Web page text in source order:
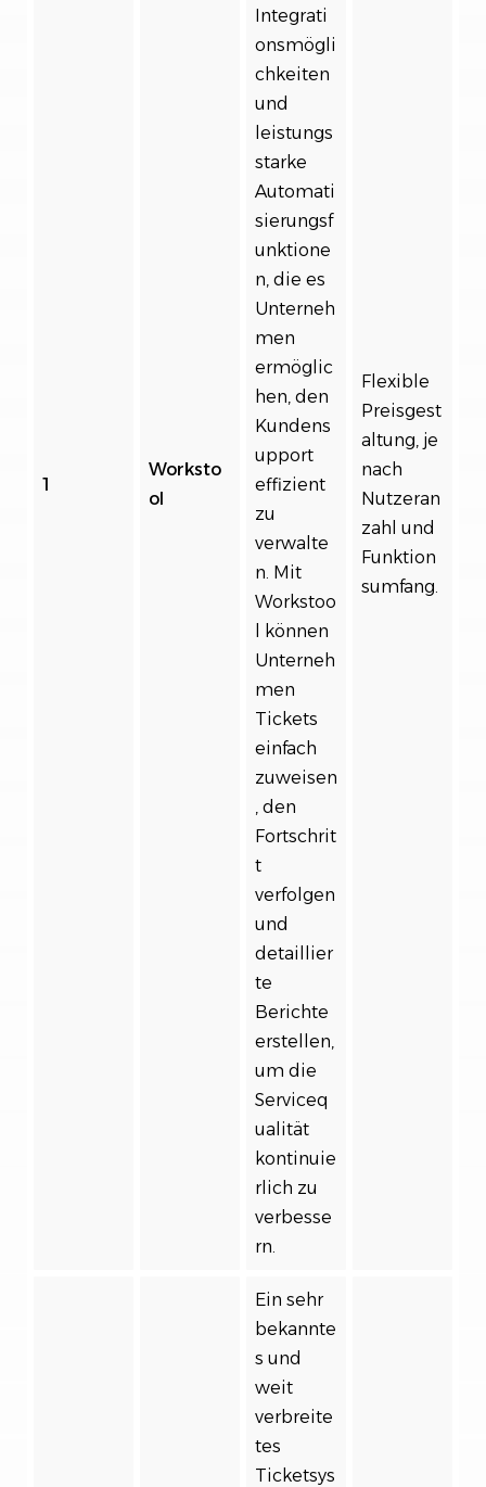
1
Worksto
ol
Integrati
onsmögli
chkeiten
und
leistungs
starke
Automati
sierungsf
unktione
n, die es
Unterneh
men
ermöglic
hen, den
Kundens
upport
effizient
zu
verwalte
n. Mit
Workstoo
l können
Unterneh
men
Tickets
einfach
zuweisen
, den
Fortschrit
t
verfolgen
und
detaillier
te
Berichte
erstellen,
um die
Serviceq
ualität
kontinuie
rlich zu
verbesse
rn.
Flexible
Preisgest
altung, je
nach
Nutzeran
zahl und
Funktion
sumfang.
Ein sehr
bekannte
s und
weit
verbreite
tes
Ticketsys